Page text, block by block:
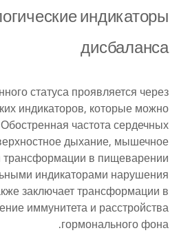
индикаторы
дисбаланса
статуса проявляется через
индикаторов, которые можно
частота сердечных
дыхание, мышечное
в пищеварении
индикаторами нарушения
заключает трансформации в
иммунитета и расстройства
гормонального фона.